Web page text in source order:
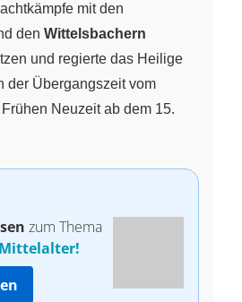
mit den
den Wittelsbachern
und regierte das Heilige
der Übergangszeit vom
Neuzeit ab dem 15.
zum Thema